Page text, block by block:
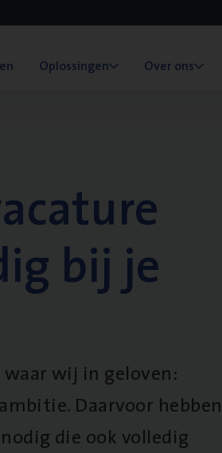
Oplossingen Over ons
bij je
wij in geloven:
Daarvoor hebben
die ook volledig